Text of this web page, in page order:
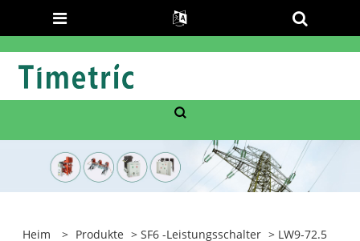
Heim > Produkte >SF6 -Leistungsschalter > LW9-72.5